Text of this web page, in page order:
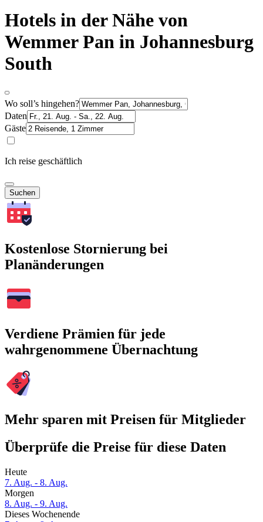
Hotels in der Nähe von
Wemmer Pan in Johannesburg
South
Wo soll’s hingehen?
Daten
Gäste
Ich reise geschäftlich
Suchen
Kostenlose Stornierung bei
Planänderungen
Verdiene Prämien für jede
wahrgenommene Übernachtung
Mehr sparen mit Preisen für Mitglieder
Überprüfe die Preise für diese Daten
Heute
7. Aug. - 8. Aug.
Morgen
8. Aug. - 9. Aug.
Dieses Wochenende